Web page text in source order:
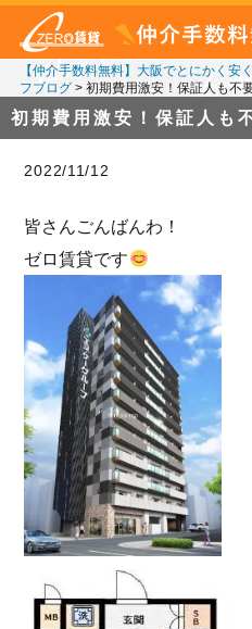
【仲介手数料無料】大阪でとにかく安
フブログ> 初期費用激安！保証人も不
初期費用激安！保証人も
2022/11/12
皆さんごんばんわ！
ゼロ賃貸です